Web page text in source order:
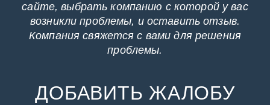
сайте, выбрать компанию с которой у вас
возникли проблемы, и оставить отзыв.
Компания свяжется с вами для решения
проблемы.
ДОБАВИТЬ ЖАЛОБУ